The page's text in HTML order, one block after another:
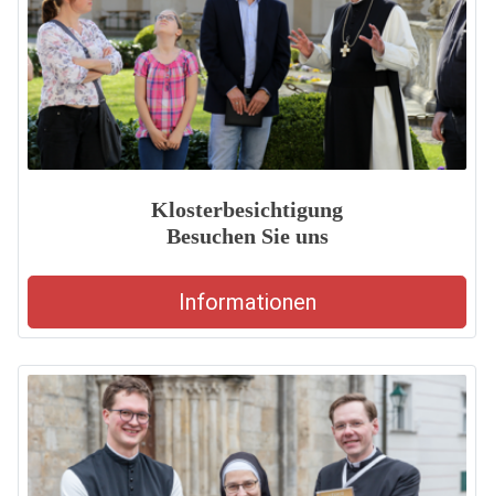
Klosterbesichtigung
Besuchen Sie uns
Informationen